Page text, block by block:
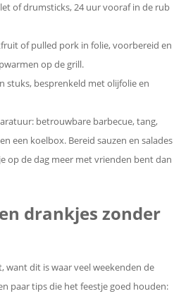
of drumsticks, 24 uur vooraf in de rub
of pulled pork in folie, voorbereid en
op de grill.
stuks, besprenkeld met olijfolie en
betrouwbare barbecue, tang,
een koelbox. Bereid sauzen en salades
op de dag meer met vrienden bent dan
drankjes zonder
want dit is waar veel weekenden de
paar tips die het feestje goed houden: